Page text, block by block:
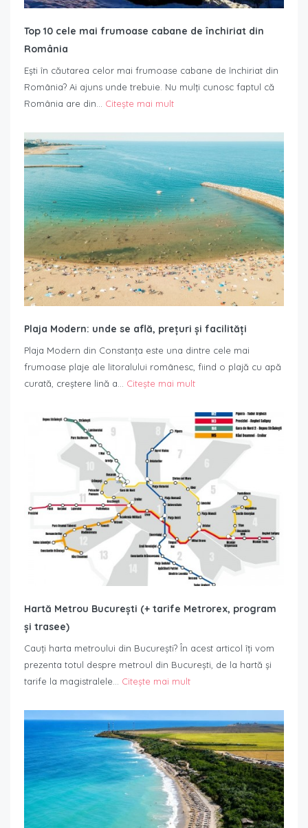
Top 10 cele mai frumoase cabane de închiriat din
România
Ești în căutarea celor mai frumoase cabane de închiriat din
România? Ai ajuns unde trebuie. Nu mulți cunosc faptul că
România are din… Citește mai mult
Plaja Modern: unde se află, prețuri și facilități
Plaja Modern din Constanța este una dintre cele mai
frumoase plaje ale litoralului românesc, fiind o plajă cu apă
curată, creștere lină a… Citește mai mult
Hartă Metrou București (+ tarife Metrorex, program
și trasee)
Cauți harta metroului din București? În acest articol îți vom
prezenta totul despre metroul din București, de la hartă și
tarife la magistralele… Citește mai mult